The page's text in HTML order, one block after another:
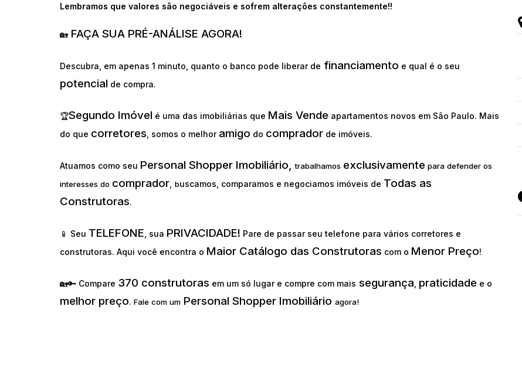
Lembramos que valores são negociáveis e sofrem alterações constantemente!!
🏡 FAÇA SUA PRÉ-ANÁLISE AGORA!
Descubra, em apenas 1 minuto, quanto o banco pode liberar de financiamento e qual é o seu
potencial de compra.
🏆Segundo Imóvel é uma das imobiliárias que Mais Vende apartamentos novos em São Paulo. Mais
do que corretores , somos o melhor amigo do comprador de imóveis.
Atuamos como seu Personal Shopper Imobiliário,trabalhamos exclusivamente para defender os
interesses do comprador buscamos, comparamos e negociamos imóveis de Todas as
Construtoras.
📱 Seu TELEFONE , sua PRIVACIDADE! Pare de passar seu telefone para vários corretores e
construtoras. Aqui você encontra o Maior Catálogo das Construtoras com o Menor Preço!
🏡🔑 Compare 370 construtoras em um só lugar e compre com mais segurança praticidade e o
melhor preço. Fale com um Personal Shopper Imobiliário agora!